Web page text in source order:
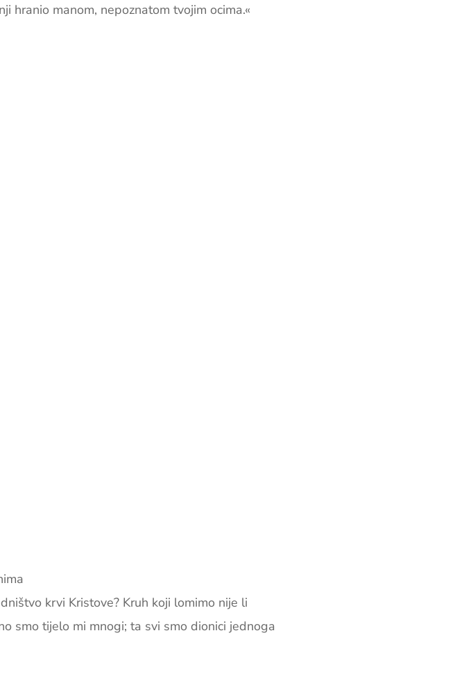
hranio manom, nepoznatom tvojim ocima.«
krvi Kristove? Kruh koji lomimo nije li
smo tijelo mi mnogi; ta svi smo dionici jednoga